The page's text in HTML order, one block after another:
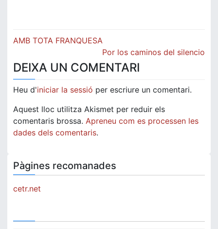
Navegació
AMB TOTA FRANQUESA
Por los caminos del silencio
DEIXA UN COMENTARI
Heu d'iniciar la sessió per escriure un comentari.
Aquest lloc utilitza Akismet per reduir els
comentaris brossa. Apreneu com es processen les
dades dels comentaris.
Pàgines recomanades
cetr.net